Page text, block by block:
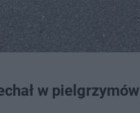
w pielgrzymów